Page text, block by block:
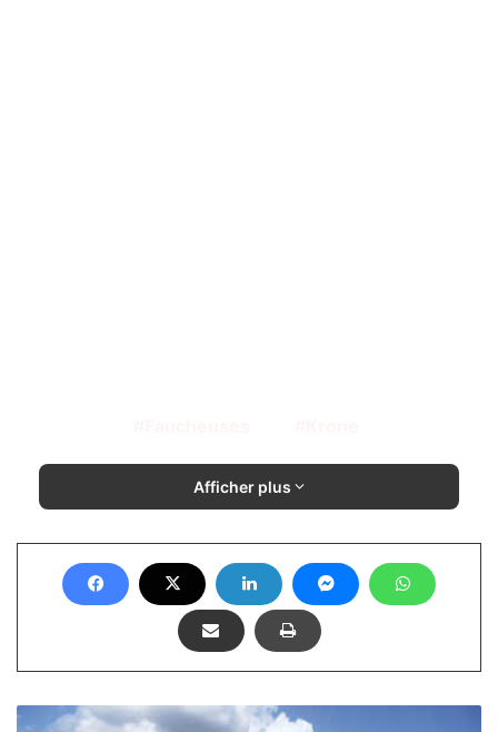
Afficher plus
Grégoire